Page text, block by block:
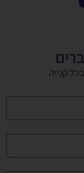
קנייה